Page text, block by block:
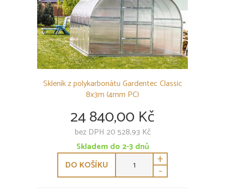
Skleník z polykarbonátu Gardentec Classic
8x3m (4mm PC)
24 840,00 Kč
bez DPH 20 528,93 Kč
Skladem do 2-3 dnů
DO KOŠÍKU
+
-